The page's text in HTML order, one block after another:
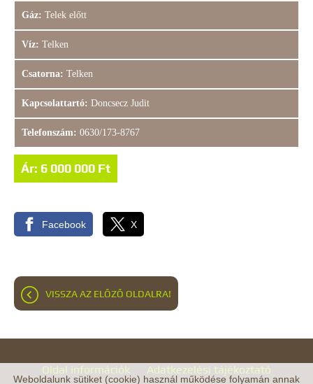
Ár: 6 000 000 Ft
Gáz: Telek előtt
Víz: Telken
Csatorna: Telken
Kapcsolattartó: Doncsecz Judit
Telefonszám: 0630/173-8767
Facebook X
VISSZA AZ ELŐZŐ OLDALRA!
Oldal információk Adatkezelési tájékoztató
Weboldalunk sütiket (cookie) használ működése folyamán annak